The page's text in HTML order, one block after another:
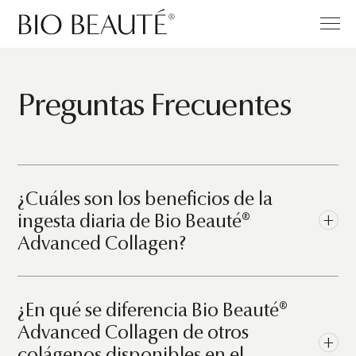
Preguntas Frecuentes
¿Cuáles son los beneficios de la
ingesta diaria de Bio Beauté®
Advanced Collagen?
+
contiene ocho activos de primera calidad y pureza que
promueven la formación y la reestructuración del colágeno
del cuerpo contrarrestando los efectos del envejecimiento
cutáneo y previniendo la formación de arrugas profundas.
¿En qué se diferencia Bio Beauté®
Advanced Collagen de otros
+